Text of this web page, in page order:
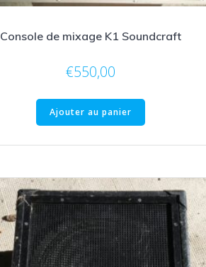
Console de mixage K1 Soundcraft
€550,00
Ajouter au panier